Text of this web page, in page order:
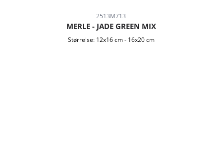
2513M713
MERLE - JADE GREEN MIX
Størrelse: 12x16 cm - 16x20 cm